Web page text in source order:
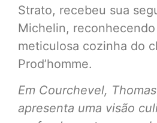
Strato, recebeu sua
Michelin,
meticulosa cozinha do
Prod’homme.
Em Courchevel,
apresenta uma visão